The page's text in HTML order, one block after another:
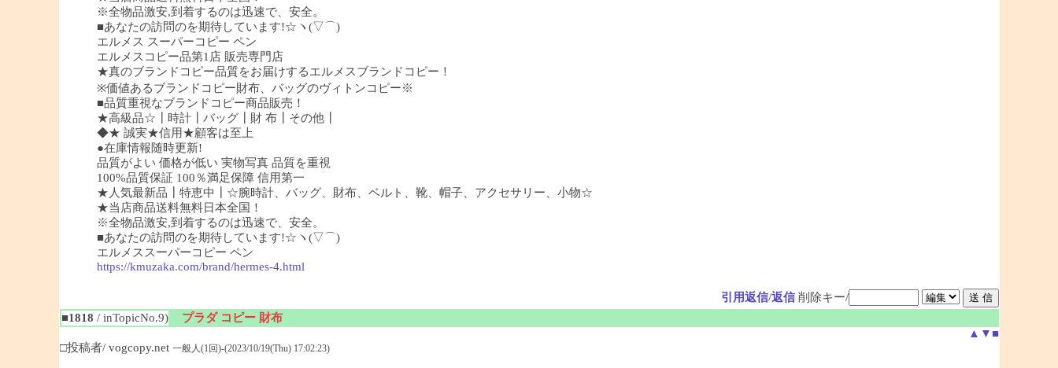
※全物品激安,到着するのは迅速で、安全。
■あなたの訪問のを期待しています!☆ヽ(▽⌒)
エルメス スーパーコピー ペン
エルメスコピー品第1店 販売専門店
★真のブランドコピー品質をお届けするエルメスブランドコピー！
※価値あるブランドコピー財布、バッグのヴィトンコピー※
■品質重視なブランドコピー商品販売！
★高級品☆┃時計┃バッグ┃財 布┃その他┃
◆★ 誠実★信用★顧客は至上
●在庫情報随時更新!
品質がよい 価格が低い 実物写真 品質を重視
100%品質保証 100％満足保障 信用第一
★人気最新品┃特恵中┃☆腕時計、バッグ、財布、ベルト、靴、帽子、アクセサリー、小物☆
★当店商品送料無料日本全国！
※全物品激安,到着するのは迅速で、安全。
■あなたの訪問のを期待しています!☆ヽ(▽⌒)
エルメススーパーコピー ペン
https://kmuzaka.com/brand/hermes-4.html
引用返信/返信 削除キー/
■1818 / inTopicNo.9)
プラダ コピー 財布
▲ ▼ ■
□投稿者/ vogcopy.net 一般人(1回)-(2023/10/19(Thu) 17:02:23)